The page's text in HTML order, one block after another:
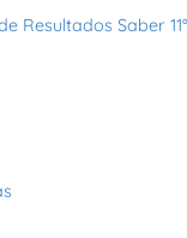
Resultados Saber 11°